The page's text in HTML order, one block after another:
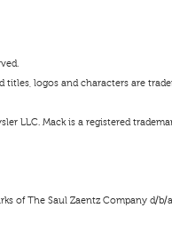
titles, logos and characters are
LLC. Mack is a registered
of The Saul Zaentz Company d/b/